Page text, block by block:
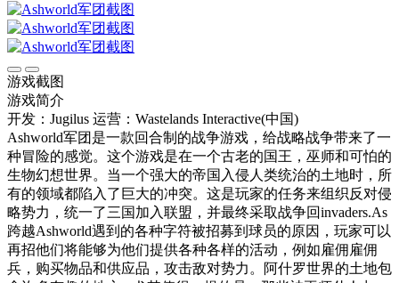
游戏截图
游戏简介
开发：Jugilus 运营：Wastelands Interactive(中国)
Ashworld军团是一款回合制的战争游戏，给战略战争带来了一
种冒险的感觉。这个游戏是在一个古老的国王，巫师和可怕的
生物幻想世界。当一个强大的帝国入侵人类统治的土地时，所
有的领域都陷入了巨大的冲突。这是玩家的任务来组织反对侵
略势力，统一了三国加入联盟，并最终采取战争回invaders.As
跨越Ashworld遇到的各种字符被招募到球员的原因，玩家可以
再招他们将能够为他们提供各种各样的活动，例如雇佣雇佣
兵，购买物品和供应品，攻击敌对势力。阿什罗世界的土地包